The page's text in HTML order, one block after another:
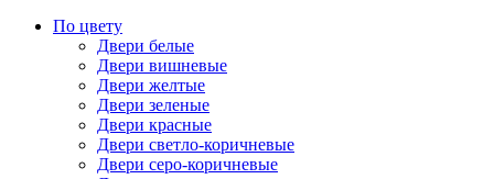
По цвету
Двери белые
Двери вишневые
Двери желтые
Двери зеленые
Двери красные
Двери светло-коричневые
Двери серо-коричневые